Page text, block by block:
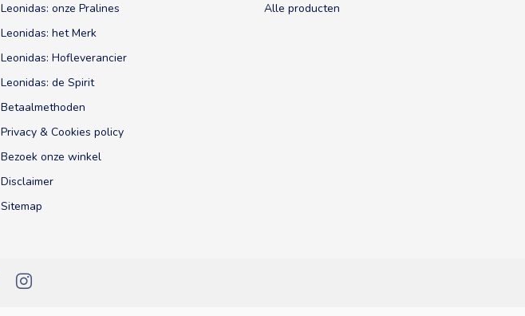
Leonidas: onze Pralines
Leonidas: het Merk
Leonidas: Hofleverancier
Leonidas: de Spirit
Betaalmethoden
Privacy & Cookies policy
Bezoek onze winkel
Disclaimer
Sitemap
Alle producten